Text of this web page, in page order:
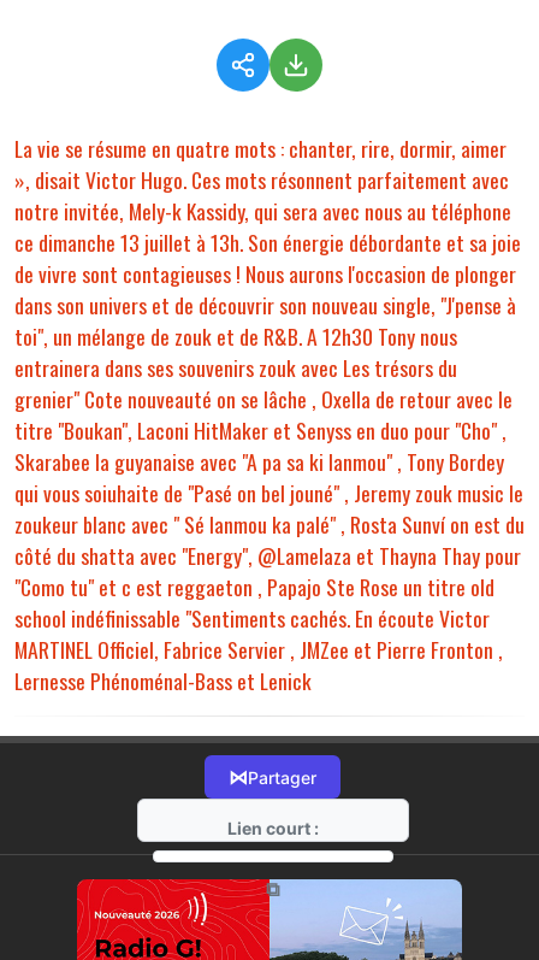
La vie se résume en quatre mots : chanter, rire, dormir, aimer
», disait Victor Hugo. Ces mots résonnent parfaitement avec
notre invitée, Mely-k Kassidy, qui sera avec nous au téléphone
ce dimanche 13 juillet à 13h. Son énergie débordante et sa joie
de vivre sont contagieuses ! Nous aurons l'occasion de plonger
dans son univers et de découvrir son nouveau single, "J'pense à
toi", un mélange de zouk et de R&B. A 12h30 Tony nous
entrainera dans ses souvenirs zouk avec Les trésors du
grenier" Cote nouveauté on se lâche , Oxella de retour avec le
titre "Boukan", Laconi HitMaker et Senyss en duo pour "Cho" ,
Skarabee la guyanaise avec "A pa sa ki lanmou" , Tony Bordey
qui vous soiuhaite de "Pasé on bel jouné" , Jeremy zouk music le
zoukeur blanc avec " Sé lanmou ka palé" , Rosta Sunví on est du
côté du shatta avec "Energy", @Lamelaza et Thayna Thay pour
"Como tu" et c est reggaeton , Papajo Ste Rose un titre old
school indéfinissable "Sentiments cachés. En écoute Victor
MARTINEL Officiel, Fabrice Servier , JMZee et Pierre Fronton ,
Lernesse Phénoménal-Bass et Lenick
⋈Partager
Lien court :
https://radio-g.fr?18176
⧉